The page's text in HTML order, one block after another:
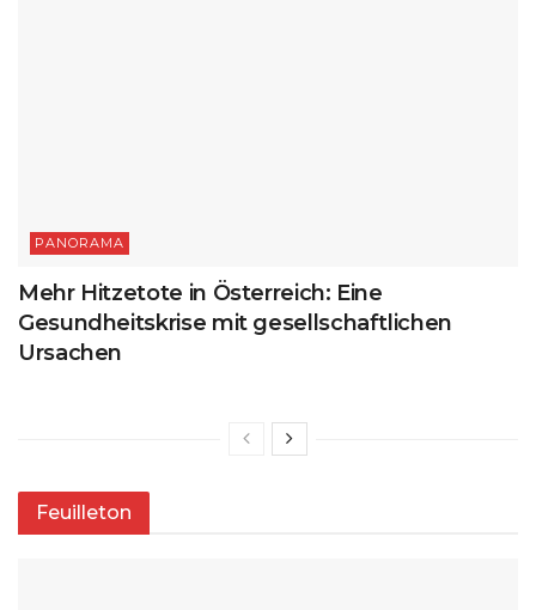
PANORAMA
Mehr Hitzetote in Österreich: Eine
Gesundheitskrise mit gesellschaftlichen
Ursachen
Feuilleton